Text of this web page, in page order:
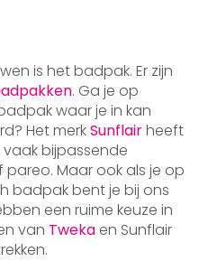
is het badpak. Er zijn
. Ga je op
waar je in kan
Het merkSunflairheeft
bijpassende
Maar ook als je op
badpak bent je bij ons
een ruime keuze in
van Tweka en Sunflair